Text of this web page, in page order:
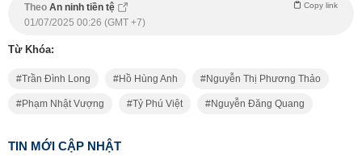
Theo An ninh tiền tệ Copy link
01/07/2025 00:26 (GMT +7)
Từ Khóa:
Trần Đình Long Hồ Hùng Anh Nguyễn Thị Phương Thảo
Phạm Nhật Vượng Tỷ Phú Việt Nguyễn Đăng Quang
TIN MỚI CẬP NHẬT